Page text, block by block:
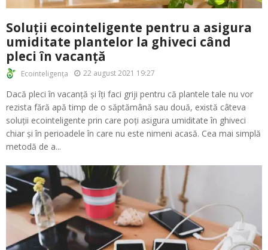
Soluții ecointeligente pentru a asigura
umiditate plantelor la ghiveci când
pleci în vacanță
Ecointeligența 22 august 2021 19:27
Dacă pleci în vacanță și îți faci griji pentru că plantele tale nu vor
rezista fără apă timp de o săptămână sau două, există câteva
soluții ecointeligente prin care poți asigura umiditate în ghiveci
chiar și în perioadele în care nu este nimeni acasă. Cea mai simplă
metodă de a...